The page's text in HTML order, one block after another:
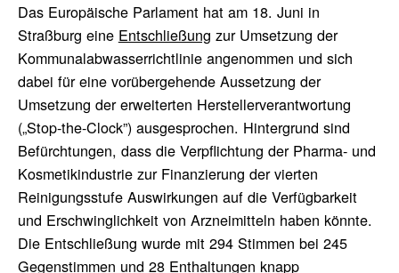
Das Europäische Parlament hat am 18. Juni in
Straßburg eine Entschließung zur Umsetzung der
Kommunalabwasserrichtlinie angenommen und sich
dabei für eine vorübergehende Aussetzung der
Umsetzung der erweiterten Herstellerverantwortung
(„Stop-the-Clock”) ausgesprochen. Hintergrund sind
Befürchtungen, dass die Verpflichtung der Pharma- und
Kosmetikindustrie zur Finanzierung der vierten
Reinigungsstufe Auswirkungen auf die Verfügbarkeit
und Erschwinglichkeit von Arzneimitteln haben könnte.
Die Entschließung wurde mit 294 Stimmen bei 245
Gegenstimmen und 28 Enthaltungen knapp